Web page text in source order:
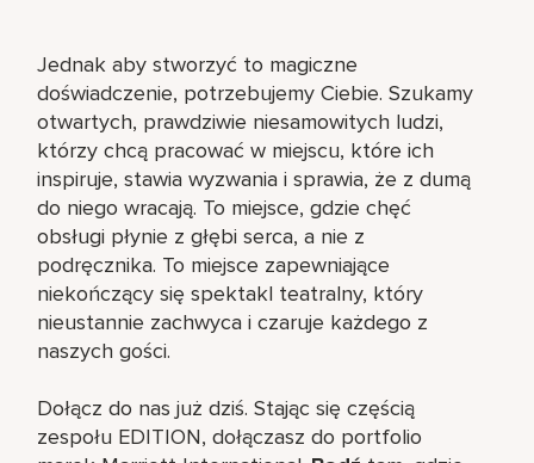
Jednak aby stworzyć to magiczne
doświadczenie, potrzebujemy Ciebie. Szukamy
otwartych, prawdziwie niesamowitych ludzi,
którzy chcą pracować w miejscu, które ich
inspiruje, stawia wyzwania i sprawia, że z dumą
do niego wracają. To miejsce, gdzie chęć
obsługi płynie z głębi serca, a nie z
podręcznika. To miejsce zapewniające
niekończący się spektakl teatralny, który
nieustannie zachwyca i czaruje każdego z
naszych gości.
Dołącz do nas już dziś. Stając się częścią
zespołu EDITION, dołączasz do portfolio